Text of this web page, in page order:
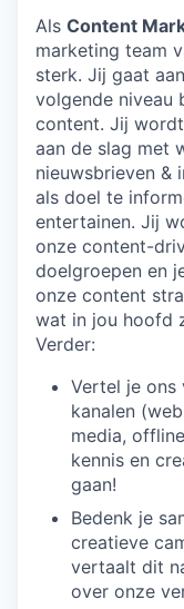
Als Content
marketing team
sterk. Jij gaat
volgende niveau
content. Jij
aan de slag met
nieuwsbrieven &
als doel te
entertainen. Jij
onze content-
doelgroepen en
onze content
wat in jou hoofd
Verder:
Vertel je ons
kanalen
media,
kennis en
gaan!
Bedenk je
creatieve
vertaalt dit
over onze